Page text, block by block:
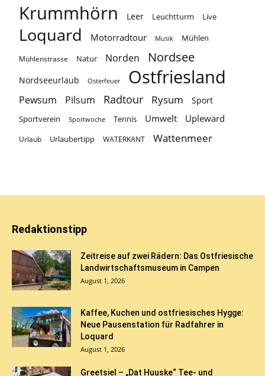
Krummhörn Leer Leuchtturm Live
Loquard Motorradtour Musik Mühlen
Mühlenstrasse Natur Norden Nordsee
Nordseeurlaub Osterfeuer Ostfriesland
Pewsum Pilsum Radtour Rysum Sport
Sportverein Sportwoche Tennis Umwelt Upleward
Urlaub Urlaubertipp WATERKANT Wattenmeer
Redaktionstipp
Zeitreise auf zwei Rädern: Das Ostfriesische
Landwirtschaftsmuseum in Campen
August 1, 2026
Kaffee, Kuchen und ostfriesisches Hygge:
Neue Pausenstation für Radfahrer in
Loquard
August 1, 2026
Greetsiel – „Dat Huuske“ Tee- und